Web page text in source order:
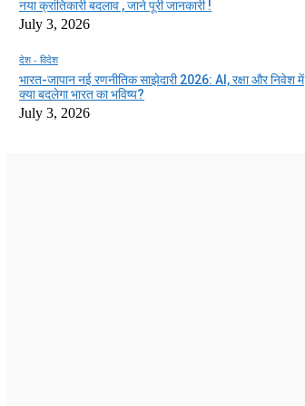
नया क्रांतिकारी बदलाव , जाने पूरी जानकारी !
July 3, 2026
देश - विदेश
भारत-जापान नई रणनीतिक साझेदारी 2026: AI, रक्षा और निवेश में
क्या बदलेगा भारत का भविष्य?
July 3, 2026